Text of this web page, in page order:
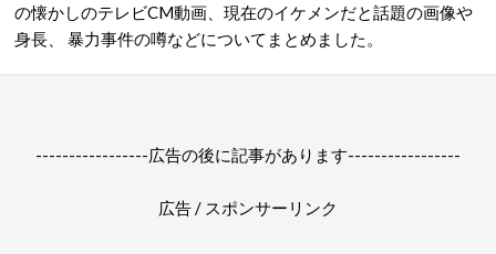
の懐かしのテレビCM動画、現在のイケメンだと話題の画像や
身長、
暴力事件の噂などについてまとめました。
-----------------広告の後に記事があります-----------------
広告 / スポンサーリンク